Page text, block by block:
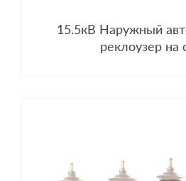
15.5кВ Наружный
реклоузер на